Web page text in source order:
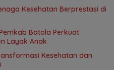
Kesehatan Berprestasi di
Batola Perkuat
Layak Anak
Kesehatan dan